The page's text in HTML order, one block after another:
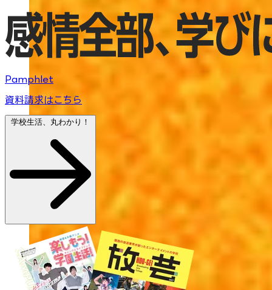
Pamphlet
資料請求はこちら
学校生活、丸わかり！